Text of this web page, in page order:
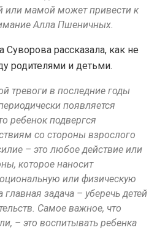
или мамой может привести к
Алла Пшеничных.
Суворова рассказала, как не
родителями и детьми.
тревоги в последние годы
появляется
ребенок подвергся
со стороны взрослого
– это любое действие или
которое наносит
или физическую
задача – уберечь детей
Самое важное, что
– это воспитывать ребенка